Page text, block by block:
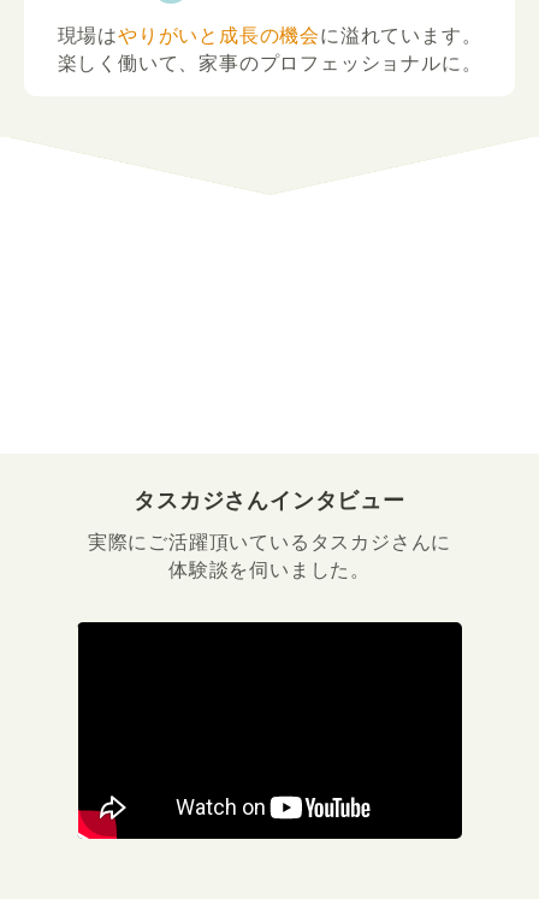
現場はやりがいと成長の機会に溢れています。
楽しく働いて、家事のプロフェッショナルに。
タスカジさんインタビュー
実際にご活躍頂いているタスカジさんに
体験談を伺いました。